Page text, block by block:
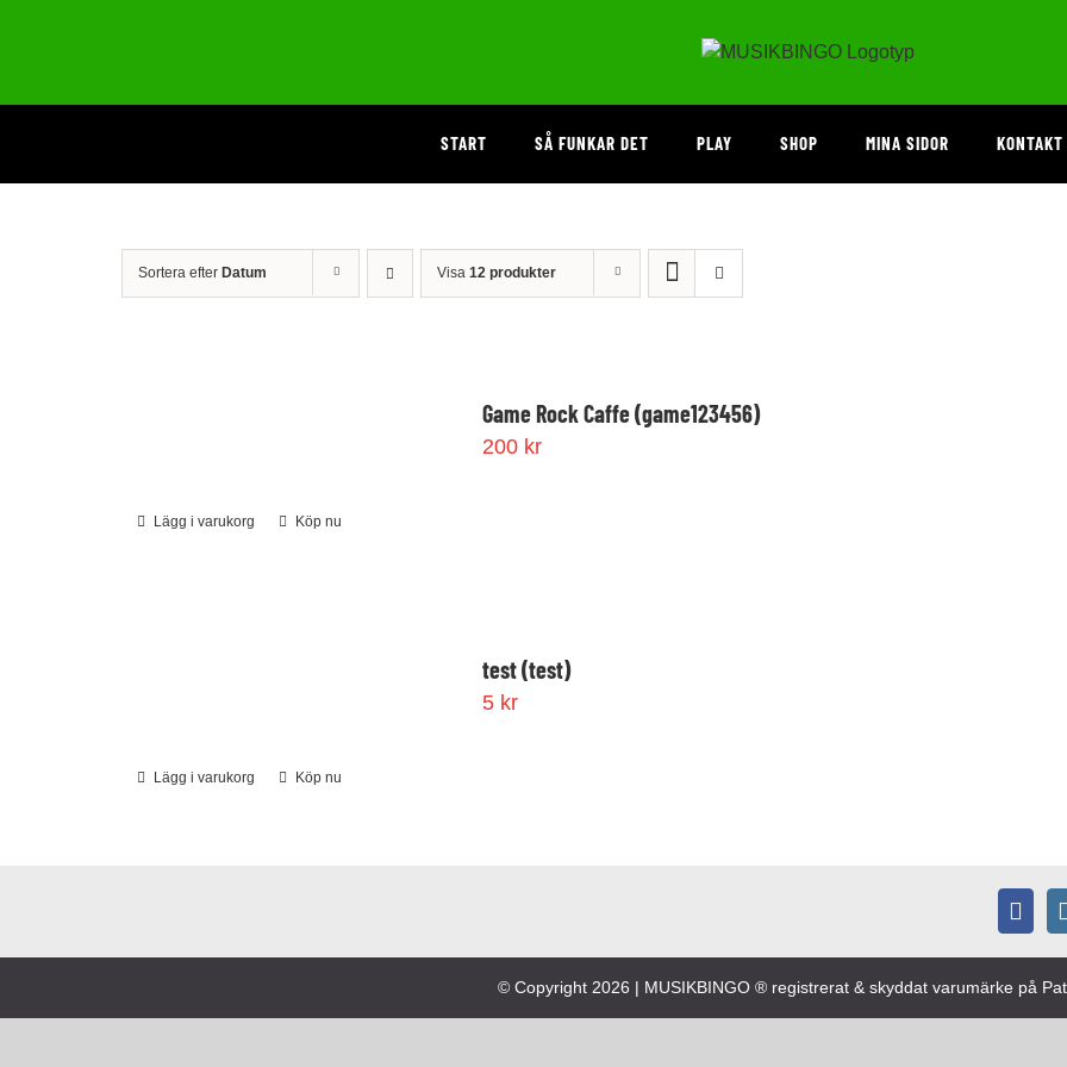
START SÅ FUNKAR DET PLAY SHOP MINA SIDOR KONTAKT
Sortera efter Datum Visa 12 produkter
Game Rock Caffe (game123456)
200 kr
Lägg i varukorg Köp nu
test (test)
5 kr
Lägg i varukorg Köp nu
© Copyright 2026 | MUSIKBINGO ® registrerat & skyddat varumärke på